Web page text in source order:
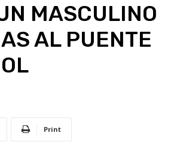
MASCULINO
AL PUENTE
Print